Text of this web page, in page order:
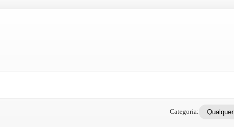
Categoria: